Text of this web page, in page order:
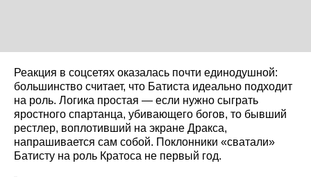
Реакция в соцсетях оказалась почти единодушной:
большинство считает, что Батиста идеально подходит
на роль. Логика простая — если нужно сыграть
яростного спартанца, убивающего богов, то бывший
рестлер, воплотивший на экране Дракса,
напрашивается сам собой. Поклонники «сватали»
Батисту на роль Кратоса не первый год.